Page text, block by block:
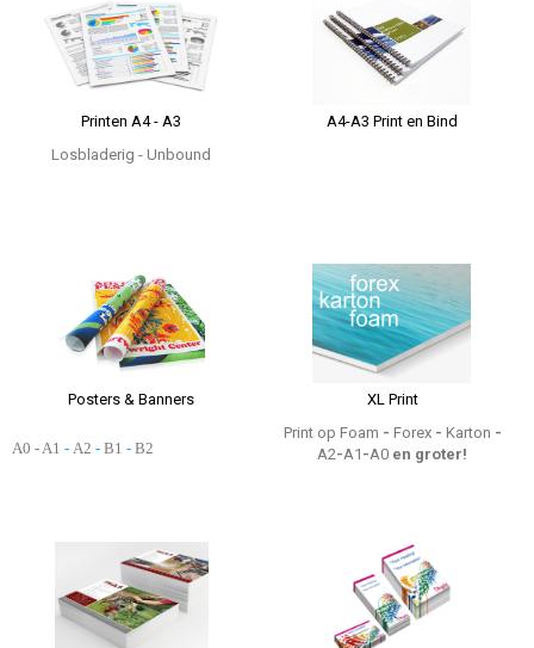
Printen A4 - A3
Losbladerig - Unbound
A4-A3 Print en Bind
Posters & Banners
A0 -A1 - A2 - B1 - B2
XL Print
Print op Foam - Forex- Karton -
A2-A1 -A0 en groter!